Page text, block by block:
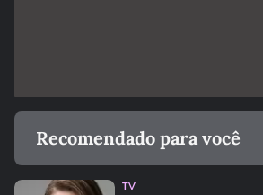
Recomendado para você
TV